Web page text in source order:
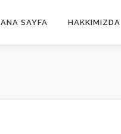
ANA SAYFA HAKKIMIZDA